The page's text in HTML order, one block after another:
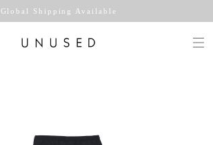
Global Shipping Available